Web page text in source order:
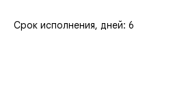
Срок исполнения, дней: 6